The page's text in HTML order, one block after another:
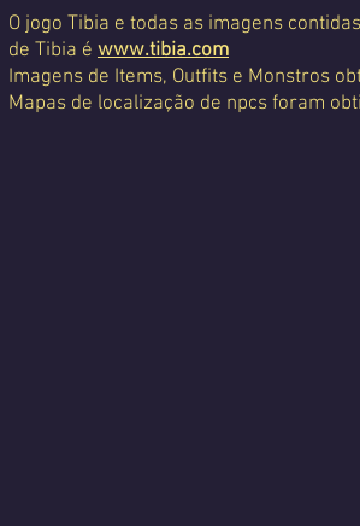
O jogo Tibia e todas as imagens
de Tibia é www.tibia.com
Imagens de Items, Outfits e Monstros
Mapas de localização de npcs foram